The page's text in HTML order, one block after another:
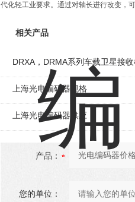
代化轻工业要求。通过对轴长进行改变，
相关产品
DRXA，DRMA系列车载卫星接
上海光电编码器规格
上海光电编码器供应
产品：
您的单位：